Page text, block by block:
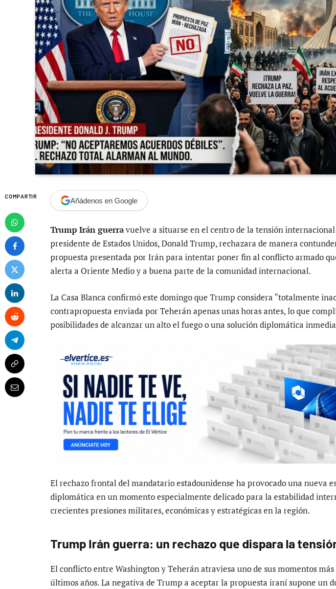
COMPARTIR Añádenos en Google
Trump Irán guerravuelve a situarse en el centro de la tensión internacional
presidente de Estados Unidos, Donald Trump, rechazara de manera
propuesta presentada por Irán para intentar poner fin al conflicto armado
alerta a Oriente Medio y a buena parte de la comunidad internacional.
La Casa Blanca confirmó este domingo que Trump considera “totalmente
contrapropuesta enviada por Teherán apenas unas horas antes, lo que
posibilidades de alcanzar un alto el fuego o una solución diplomática
El rechazo frontal del mandatario estadounidense ha provocado una nueva
diplomática en un momento especialmente delicado para la estabilidad
crecientes presiones militares, económicas y estratégicas en la región.
Trump Irán guerra: un rechazo que dispara la
El conflicto entre Washington y Teherán atraviesa uno de sus momentos
últimos años. La negativa de Trump a aceptar la propuesta iraní supone un